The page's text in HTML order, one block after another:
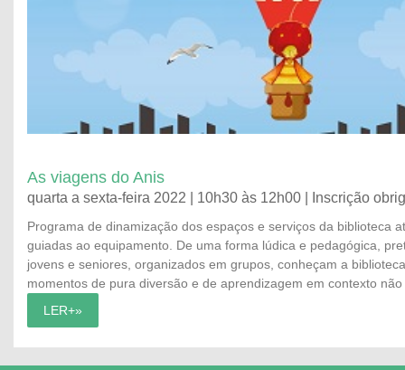
As viagens do Anis
quarta a sexta-feira 2022 | 10h30 às 12h00 | Inscrição
Programa de dinamização dos espaços e serviços da biblioteca
guiadas ao equipamento. De uma forma lúdica e pedagógica,
jovens e seniores, organizados em grupos, conheçam a
momentos de pura diversão e de aprendizagem em contexto
LER+»